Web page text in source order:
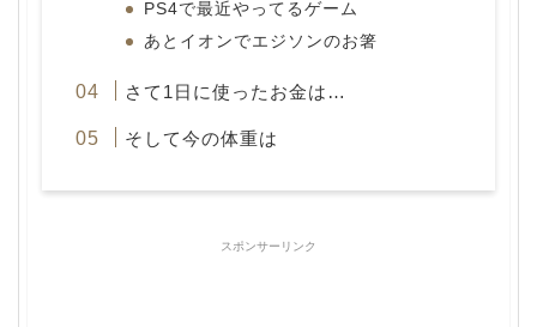
PS4で最近やってるゲーム
あとイオンでエジソンのお箸
さて1日に使ったお金は…
そして今の体重は
スポンサーリンク